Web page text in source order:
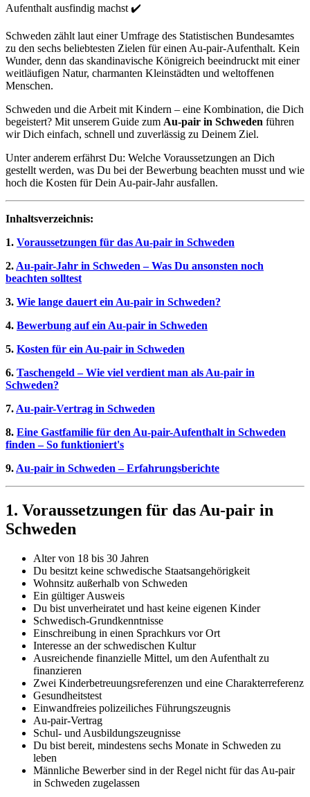
Aufenthalt ausfindig machst ✔️
Schweden zählt laut einer Umfrage des Statistischen Bundesamtes
zu den sechs beliebtesten Zielen für einen Au-pair-Aufenthalt. Kein
Wunder, denn das skandinavische Königreich beeindruckt mit einer
weitläufigen Natur, charmanten Kleinstädten und weltoffenen
Menschen.
Schweden und die Arbeit mit Kindern – eine Kombination, die Dich
begeistert? Mit unserem Guide zum Au-pair in Schweden führen
wir Dich einfach, schnell und zuverlässig zu Deinem Ziel.
Unter anderem erfährst Du: Welche Voraussetzungen an Dich
gestellt werden, was Du bei der Bewerbung beachten musst und wie
hoch die Kosten für Dein Au-pair-Jahr ausfallen.
Inhaltsverzeichnis:
1. Voraussetzungen für das Au-pair in Schweden
2. Au-pair-Jahr in Schweden – Was Du ansonsten noch
beachten solltest
3. Wie lange dauert ein Au-pair in Schweden?
4. Bewerbung auf ein Au-pair in Schweden
5. Kosten für ein Au-pair in Schweden
6. Taschengeld – Wie viel verdient man als Au-pair in
Schweden?
7. Au-pair-Vertrag in Schweden
8. Eine Gastfamilie für den Au-pair-Aufenthalt in Schweden
finden – So funktioniert's
9. Au-pair in Schweden – Erfahrungsberichte
1. Voraussetzungen für das Au-pair in
Schweden
Alter von 18 bis 30 Jahren
Du besitzt keine schwedische Staatsangehörigkeit
Wohnsitz außerhalb von Schweden
Ein gültiger Ausweis
Du bist unverheiratet und hast keine eigenen Kinder
Schwedisch-Grundkenntnisse
Einschreibung in einen Sprachkurs vor Ort
Interesse an der schwedischen Kultur
Ausreichende finanzielle Mittel, um den Aufenthalt zu
finanzieren
Zwei Kinderbetreuungsreferenzen und eine Charakterreferenz
Gesundheitstest
Einwandfreies polizeiliches Führungszeugnis
Au-pair-Vertrag
Schul- und Ausbildungszeugnisse
Du bist bereit, mindestens sechs Monate in Schweden zu
leben
Männliche Bewerber sind in der Regel nicht für das Au-pair
in Schweden zugelassen